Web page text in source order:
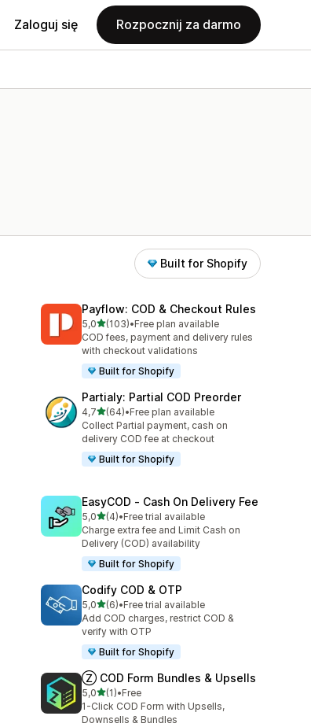
Zaloguj się Rozpocznij za darmo
Built for Shopify
Payflow: COD & Checkout Rules
5,0na 5 gwiazdek
(103)
Łączna liczba recenzji: 103
•Free plan available
COD fees, payment and delivery rules
with checkout validations
Built for Shopify
Partialy: Partial COD Preorder
4,7na 5 gwiazdek
(64)
Łączna liczba recenzji: 64
•Free plan available
Collect Partial payment, cash on
delivery COD fee at checkout
Built for Shopify
EasyCOD ‑ Cash On Delivery Fee
5,0na 5 gwiazdek
(4)
Łączna liczba recenzji: 4
•Free trial available
Charge extra fee and Limit Cash on
Delivery (COD) availability
Built for Shopify
Codify COD & OTP
5,0na 5 gwiazdek
(6)
Łączna liczba recenzji: 6
•Free trial available
Add COD charges, restrict COD &
verify with OTP
Built for Shopify
Ⓩ COD Form Bundles & Upsells
5,0na 5 gwiazdek
(1)
Łączna liczba recenzji: 1
•Free
1-Click COD Form with Upsells,
Downsells & Bundles